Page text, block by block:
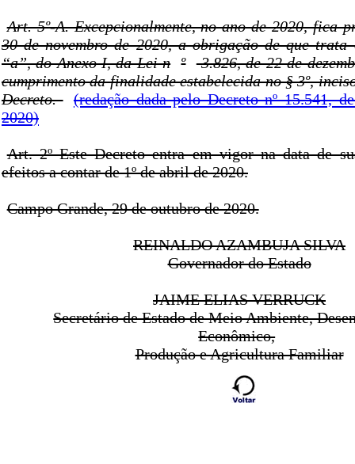
Art. 5º-A. Excepcionalmente, no ano de 2020, fica
30 de novembro de 2020, a obrigação de que
“a”, do Anexo I, da Lei n
º
3.826, de 22 de
cumprimento da finalidade estabelecida no § 3º,
Decreto.
(redação dada pelo Decreto nº 15.541,
2020)
Art. 2º Este Decreto entra em vigor na data de
efeitos a contar de 1º de abril de 2020.
Campo Grande, 29 de outubro de 2020.
REINALDO AZAMBUJA SILVA
Governador do Estado
JAIME ELIAS VERRUCK
Secretário de Estado de Meio Ambiente,
Econômico,
Produção e Agricultura Familiar